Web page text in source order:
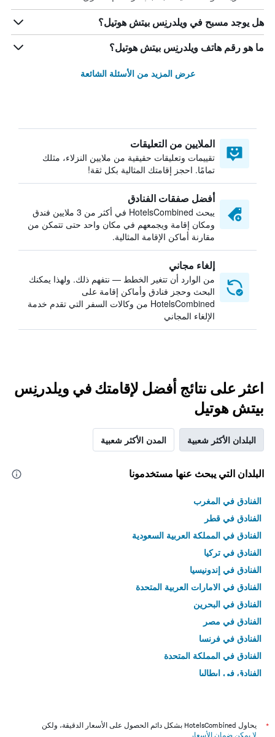
هل يوجد مسبح في ويلدرنِس بيتش هوتيل؟
ما هو رقم هاتف ويلدرنِس بيتش هوتيل؟
عرض المزيد من الأسئلة الشائعة
الملايين من التعليقات
تقييمات وتعليقات حقيقية من ملايين النزلاء، مثلك
تمامًا. احجز إقامتك المثالية بكل ثقة!
أفضل صفقات الفنادق
يبحث HotelsCombined في أكثر من 3 ملايين فندق
ومكان إقامة ويجمعهم في مكان واحد حتى تتمكن من
مقارنة أماكن الإقامة المثالية.
إلغاء مجاني
من الوارد أن تتغير الخطط — نتفهم ذلك. ولهذا يمكنك
البحث وحجز فنادق وأماكن إقامة على
HotelsCombined من وكالات السفر التي تقدم خدمة
الإلغاء المجاني
اعثر على نتائج أفضل لإقامتك في ويلدرنِس
بيتش هوتيل
البلدان الأكثر شعبية المدن الأكثر شعبية
البلدان التي يبحث عنها مستخدمونا
الفنادق في المغرب
الفنادق في قطر
الفنادق في المملكة العربية السعودية
الفنادق في تركيا
الفنادق في إندونيسيا
الفنادق في الامارات العربية المتحدة
الفنادق في البحرين
الفنادق في مصر
الفنادق في فرنسا
الفنادق في المملكة المتحدة
الفنادق في إيطاليا
*
يحاول HotelsCombined بشكل دائم الحصول على الأسعار الدقيقة، ولكن
لا يمكن ضمان الأسعار